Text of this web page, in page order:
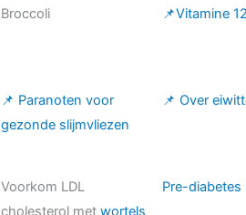
Broccoli 📌Vitamine
📌 Paranoten voor
gezonde slijmvliezen
📌 Over
Voorkom LDL
cholesterol metwortels
Pre-diabetes